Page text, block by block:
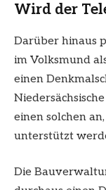
Wird der
Darüber hinaus
im Volksmund
einen
einen solchen
unterstützt
Die